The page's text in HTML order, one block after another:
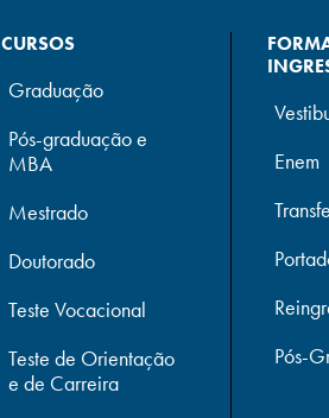
CURSOS
Graduação
Pós-graduação e
MBA
Mestrado
Doutorado
Teste Vocacional
Teste de Orientação
e de Carreira
Enem
Pós-